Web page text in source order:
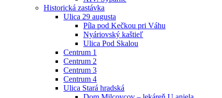
Historická zastávka
Ulica 29 augusta
Píla pod Kečkou pri Váhu
Nyáriovský kaštieľ
Ulica Pod Skalou
Centrum 1
Centrum 2
Centrum 3
Centrum 4
Ulica Stará hradská